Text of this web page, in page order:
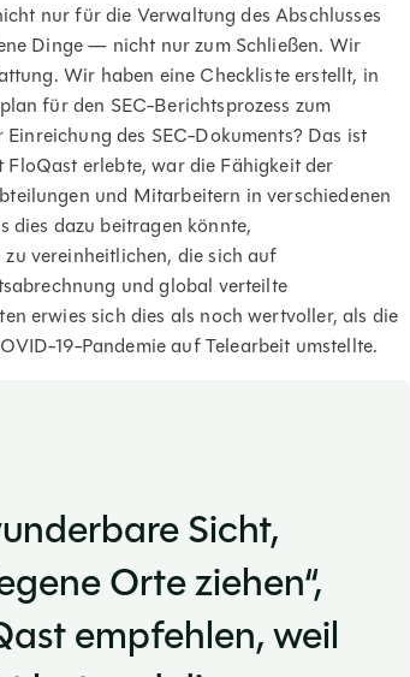
nur für die Verwaltung des Abschlusses
Dinge — nicht nur zum Schließen. Wir
Wir haben eine Checkliste erstellt, in
für den SEC-Berichtsprozess zum
des SEC-Dokuments? Das ist
erlebte, war die Fähigkeit der
und Mitarbeitern in verschiedenen
dies dazu beitragen könnte,
vereinheitlichen, die sich auf
und global verteilte
erwies sich dies als noch wertvoller, als die
19-Pandemie auf Telearbeit umstellte.
Sicht,
Orte ziehen“,
empfehlen, weil